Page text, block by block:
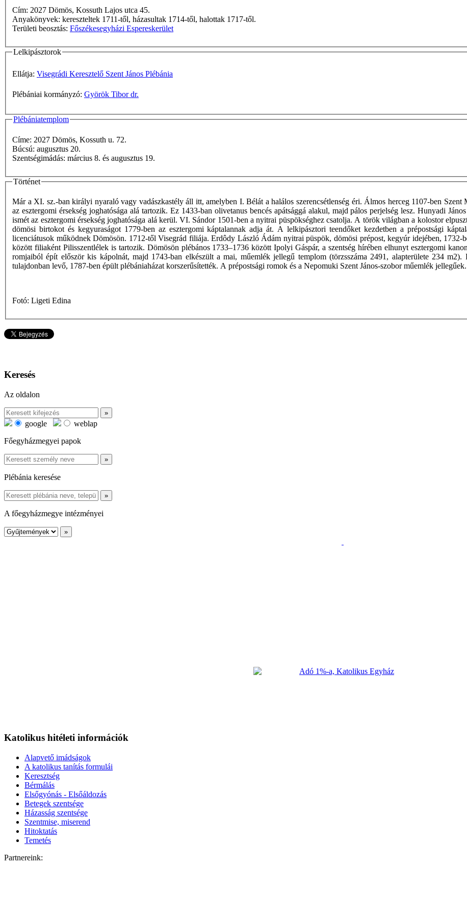
Cím: 2027 Dömös, Kossuth Lajos utca 45.
Anyakönyvek: kereszteltek 1711-től, házasultak 1714-től, halottak 1717-től.
Területi beosztás: Főszékesegyházi Espereskerület
Lelkipásztorok
Ellátja: Visegrádi Keresztelő Szent János Plébánia
Plébániai kormányzó: Györök Tibor dr.
Plébániatemplom
Címe: 2027 Dömös, Kossuth u. 72.
Búcsú: augusztus 20.
Szentségimádás: március 8. és augusztus 19.
Történet
Már a XI. sz.-ban királyi nyaraló vagy vadászkastély áll itt, amelyben I. Bélát a halálos szerencsétlenség éri. Álmos herceg 1107-ben Szent
az esztergomi érsekség joghatósága alá tartozik. Ez 1433-ban olivetanus bencés apátsággá alakul, majd pálos perjelség lesz. Hunyadi
ismét az esztergomi érsekség joghatósága alá kerül. VI. Sándor 1501-ben a nyitrai püspökséghez csatolja. A török világban a kolostor
dömösi birtokot és kegyuraságot 1779-ben az esztergomi káptalannak adja át. A lelkipásztori teendőket kezdetben a prépostsági
licenciátusok működnek Dömösön. 1712-től Visegrád filiája. Erdôdy László Ádám nyitrai püspök, dömösi prépost, kegyúr idejében, 1732-
között filiaként Pilisszentlélek is tartozik. Dömösön plébános 1733–1736 között Ipolyi Gáspár, a szentség hírében elhunyt esztergomi
romjaiból épít először kis kápolnát, majd 1743-ban elkészült a mai, műemlék jellegű templom (törzsszáma 2491, alapterülete 234
tulajdonban levő, 1787-ben épült plébániaházat korszerűsítették. A prépostsági romok és a Nepomuki Szent János-szobor műemlék jellegűek.
Fotó: Ligeti Edina
Keresés
Az oldalon
google
weblap
Főegyházmegyei papok
Plébánia keresése
A főegyházmegye intézményei
Katolikus hitéleti információk
Alapvető imádságok
A katolikus tanítás formulái
Keresztség
Bérmálás
Elsőgyónás - Elsőáldozás
Betegek szentsége
Házasság szentsége
Szentmise, miserend
Hitoktatás
Temetés
Partnereink: